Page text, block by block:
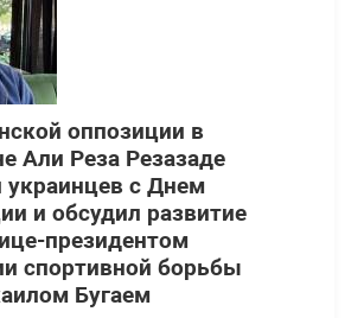
оппозиции в
Али Реза Резазаде
украинцев с Днем
и обсудил развитие
президентом
спортивной борьбы
Бугаем